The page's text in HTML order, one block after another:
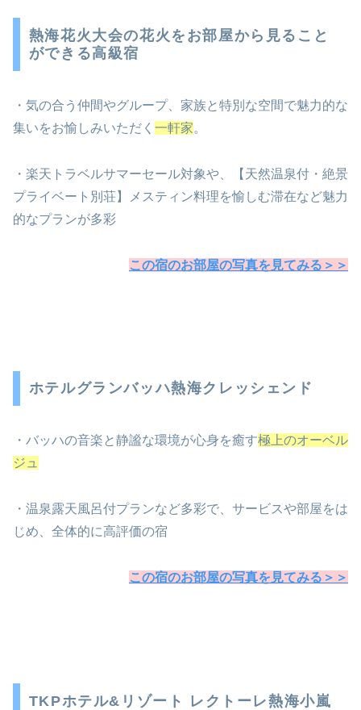
熱海花火大会の花火をお部屋から見ること
ができる高級宿
・気の合う仲間やグループ、家族と特別な空間で魅力的な
集いをお愉しみいただく 一軒家。
・楽天トラベルサマーセール対象や、【天然温泉付・絶景
プライベート別荘】メスティン料理を愉しむ滞在など魅力
的なプランが多彩
この宿のお部屋の写真を見てみる＞＞
ホテルグランバッハ熱海クレッシェンド
・バッハの音楽と静謐な環境が心身を癒す極上のオーベル
ジュ
・温泉露天風呂付プランなど多彩で、サービスや部屋をは
じめ、全体的に高評価の宿
この宿のお部屋の写真を見てみる＞＞
TKPホテル&リゾート レクトーレ熱海小嵐